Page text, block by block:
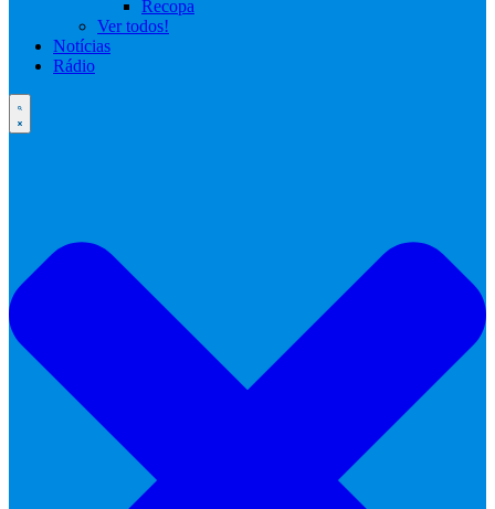
Recopa
Ver todos!
Notícias
Rádio